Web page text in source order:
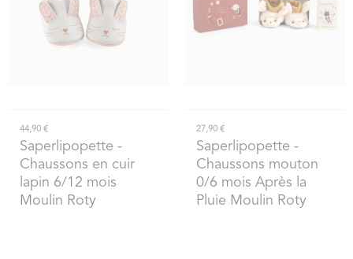
44,90 €
Saperlipopette -
Chaussons en cuir
lapin 6/12 mois
Moulin Roty
27,90 €
Saperlipopette -
Chaussons mouton
0/6 mois Après la
Pluie Moulin Roty